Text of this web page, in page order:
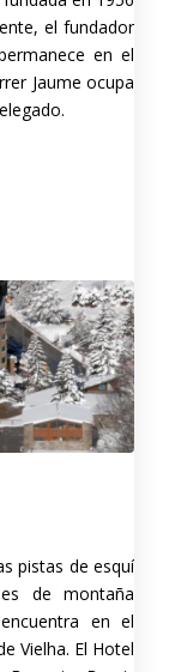
el fundador
en el
Jaume ocupa
pistas de esquí
de montaña
en el
Vielha. El Hotel